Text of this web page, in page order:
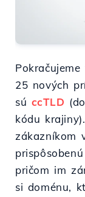
25 nových
sú ccTLD
kódu
zákazníkom
pričom im
si doménu,